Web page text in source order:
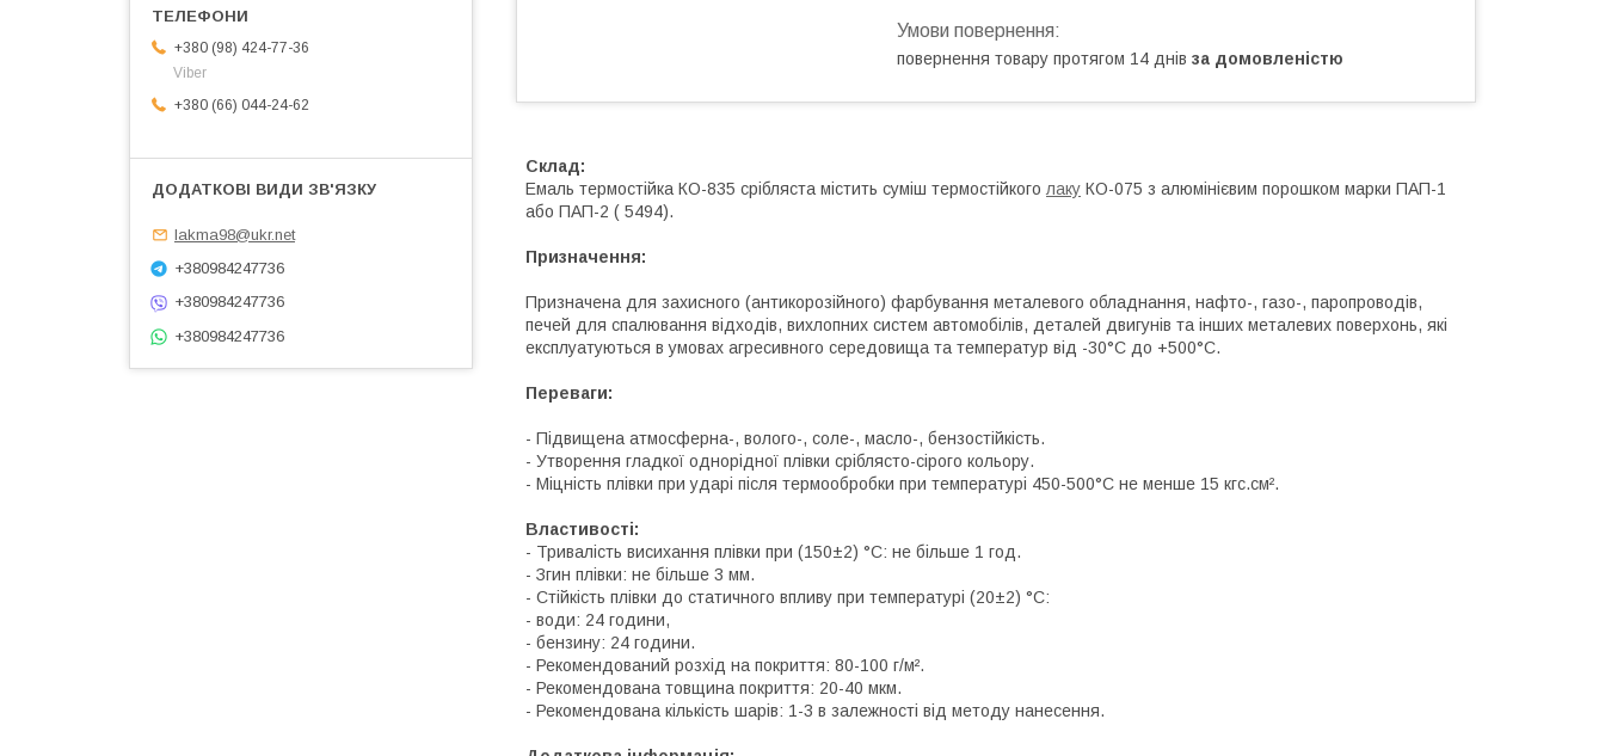
повернення товару протягом 14 днів за домовленістю
Склад:
Емаль термостійка КО-835 срібляста містить суміш термостійкого лаку КО-075 з алюмінієвим порошком марки ПАП-1
або ПАП-2 ( 5494).
Призначення:
Призначена для захисного (антикорозійного) фарбування металевого обладнання, нафто-, газо-, паропроводів,
печей для спалювання відходів, вихлопних систем автомобілів, деталей двигунів та інших металевих поверхонь, які
експлуатуються в умовах агресивного середовища та температур від -30°C до +500°C.
Переваги:
- Підвищена атмосферна-, волого-, соле-, масло-, бензостійкість.
- Утворення гладкої однорідної плівки сріблясто-сірого кольору.
- Міцність плівки при ударі після термообробки при температурі 450-500°C не менше 15 кгс.см².
Властивості:
- Тривалість висихання плівки при (150±2) °C: не більше 1 год.
- Згин плівки: не більше 3 мм.
- Стійкість плівки до статичного впливу при температурі (20±2) °C:
- води: 24 години,
- бензину: 24 години.
- Рекомендований розхід на покриття: 80-100 г/м².
- Рекомендована товщина покриття: 20-40 мкм.
- Рекомендована кількість шарів: 1-3 в залежності від методу нанесення.
+380 (98) 424-77-36
Viber
+380 (66) 044-24-62
lakma98@ukr.net
+380984247736
+380984247736
+380984247736